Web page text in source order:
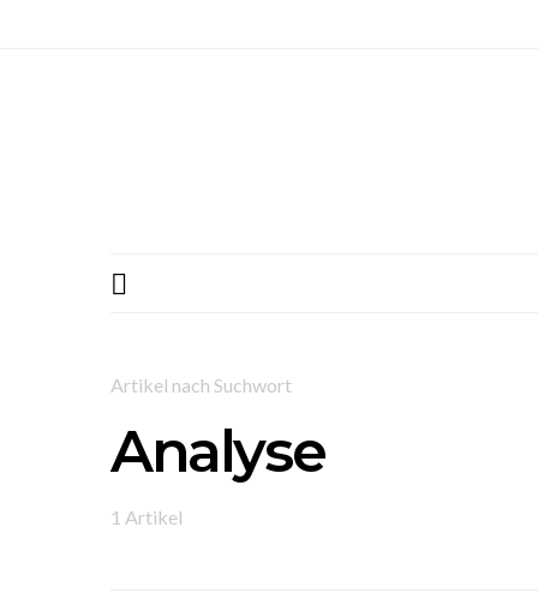
Artikel nach Suchwort
Analyse
1 Artikel